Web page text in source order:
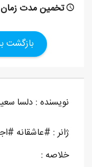
تخمین مدت زمان
بازگشت
نویسنده : دلسا
ژانر : #عاشقانه
خلاصه :